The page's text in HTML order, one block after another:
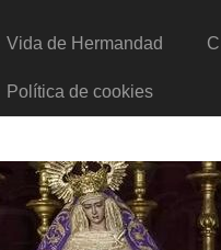
Vida de Hermandad
Política de cookies